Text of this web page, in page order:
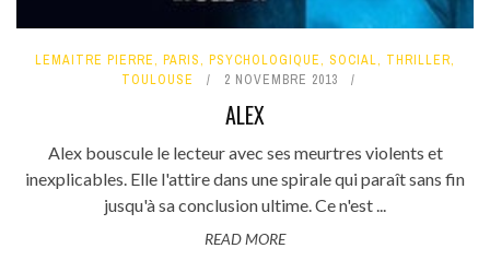
LEMAITRE PIERRE, PARIS, PSYCHOLOGIQUE, SOCIAL, THRILLER,
TOULOUSE
2 NOVEMBRE 2013
ALEX
Alex bouscule le lecteur avec ses meurtres violents et
inexplicables. Elle l'attire dans une spirale qui paraît sans fin
jusqu'à sa conclusion ultime. Ce n'est ...
READ MORE